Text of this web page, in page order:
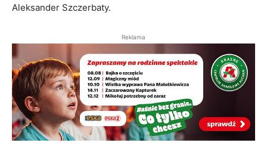
Aleksander Szczerbaty.
Reklama